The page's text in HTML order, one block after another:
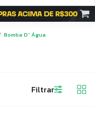
Bomba D' Água
Filtrar